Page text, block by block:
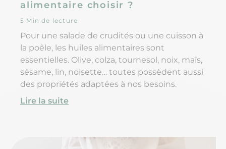
alimentaire choisir ?
5 Min de lecture
Pour une salade de crudités ou une cuisson à
la poêle, les huiles alimentaires sont
essentielles. Olive, colza, tournesol, noix, maïs,
sésame, lin, noisette… toutes possèdent aussi
des propriétés adaptées à nos besoins.
Lire la suite